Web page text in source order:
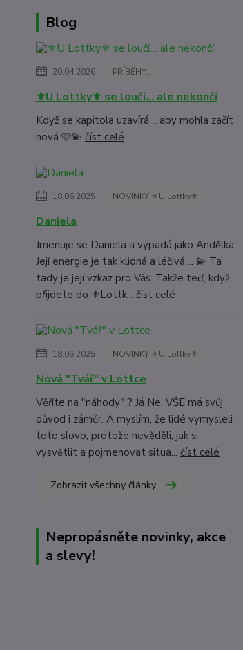
Blog
20.04.2026 PŘÍBĚHY...
⚜️U Lottky⚜️ se loučí… ale nekončí
Když se kapitola uzavírá… aby mohla začít
nová 🩷💫 číst celé
18.06.2025 NOVINKY ⚜️U Lottky⚜️
Daniela
Jmenuje se Daniela a vypadá jako Andělka.
Její energie je tak klidná a léčivá.... 💫 Ta
tady je její vzkaz pro Vás. Takže teď, když
přijdete do ⚜️Lottk... číst celé
18.06.2025 NOVINKY ⚜️U Lottky⚜️
Nová "Tvář" v Lottce
Věříte na "náhody" ? Já Ne. VŠE má svůj
důvod i záměr. A myslím, že lidé vymysleli
toto slovo, protože nevěděli, jak si
vysvětlit a pojmenovat situa... číst celé
Zobrazit všechny články
Nepropásněte novinky, akce
a slevy!